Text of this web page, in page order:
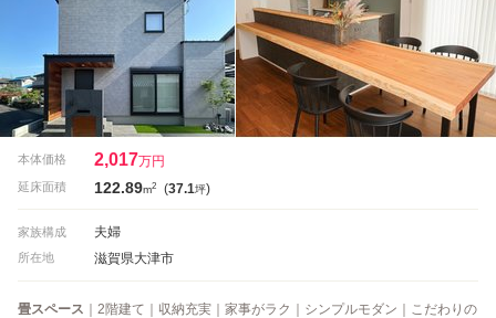
本体価格 2,017万円
延床面積 122.89m2 (37.1坪)
家族構成 夫婦
所在地 滋賀県大津市
畳スペース ｜2階建て｜収納充実｜家事がラク｜シンプルモダン｜こだわりの